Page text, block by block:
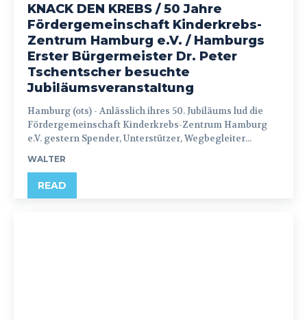
KNACK DEN KREBS / 50 Jahre
Fördergemeinschaft Kinderkrebs-
Zentrum Hamburg e.V. / Hamburgs
Erster Bürgermeister Dr. Peter
Tschentscher besuchte
Jubiläumsveranstaltung
Hamburg (ots) - Anlässlich ihres 50. Jubiläums lud die
Fördergemeinschaft Kinderkrebs-Zentrum Hamburg
e.V. gestern Spender, Unterstützer, Wegbegleiter...
WALTER
READ